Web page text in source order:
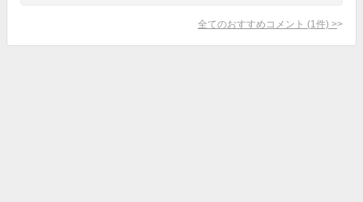
全てのおすすめコメント (1 件) >